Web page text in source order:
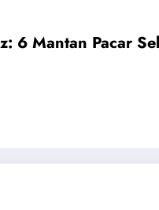
6 Mantan Pacar